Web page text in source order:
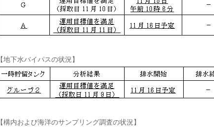
【地下水バイパスの状況】
【構内および海洋のサンプリング調査の状況】